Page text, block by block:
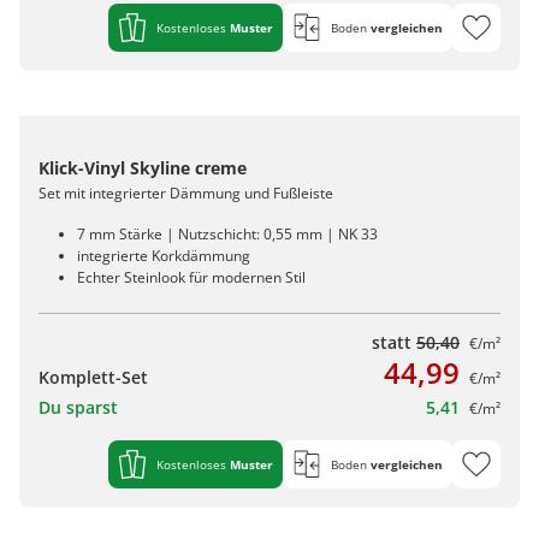
Kostenloses Muster Boden vergleichen
Klick-Vinyl Skyline creme
Set mit integrierter Dämmung und Fußleiste
7 mm Stärke | Nutzschicht: 0,55 mm | NK 33
integrierte Korkdämmung
Echter Steinlook für modernen Stil
statt 50,40 €/m²
Komplett-Set 44,99 €/m²
Du sparst 5,41 €/m²
Kostenloses Muster Boden vergleichen